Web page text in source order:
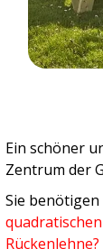
Ein schöner
Zentrum der
Sie benötigen
quadratischen
Rückenlehne?